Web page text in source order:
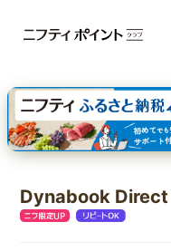
dカード GOLD 三井住友
【実質初月無料】DMM |
SBI証券 確定拠出年金（
Dynabook Direct